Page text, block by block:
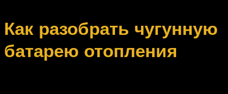
Как разобрать чугунную
батарею отопления